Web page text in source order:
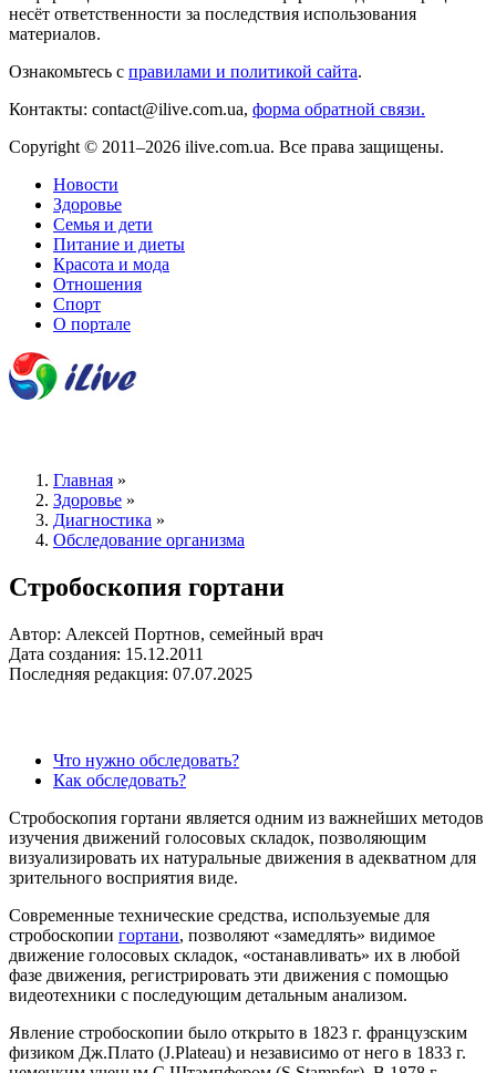
несёт ответственности за последствия использования
материалов.
Ознакомьтесь с правилами и политикой сайта.
Контакты: contact@ilive.com.ua, форма обратной связи.
Copyright © 2011–2026 ilive.com.ua. Все права защищены.
Новости
Здоровье
Семья и дети
Питание и диеты
Красота и мода
Отношения
Спорт
О портале
Главная »
Здоровье »
Диагностика »
Обследование организма
Стробоскопия гортани
Автор: Алексей Портнов, семейный врач
Дата создания: 15.12.2011
Последняя редакция: 07.07.2025
Что нужно обследовать?
Как обследовать?
Стробоскопия гортани является одним из важнейших методов
изучения движений голосовых складок, позволяющим
визуализировать их натуральные движения в адекватном для
зрительного восприятия виде.
Современные технические средства, используемые для
стробоскопии гортани, позволяют «замедлять» видимое
движение голосовых складок, «останавливать» их в любой
фазе движения, регистрировать эти движения с помощью
видеотехники с последующим детальным анализом.
Явление стробоскопии было открыто в 1823 г. французским
физиком Дж.Плато (J.Plateau) и независимо от него в 1833 г.